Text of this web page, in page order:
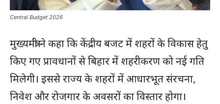
Central Budget 2026
मुख्यमंत्री ने कहा कि केंद्रीय बजट में शहरों के विकास हेतु
किए गए प्रावधानों से बिहार में शहरीकरण को नई गति
मिलेगी। इससे राज्य के शहरों में आधारभूत संरचना,
निवेश और रोजगार के अवसरों का विस्तार होगा।